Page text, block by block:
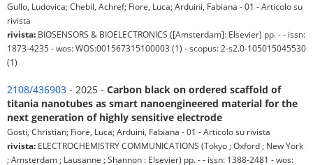
Gullo, Ludovica; Chebil, Achref; Fiore, Luca; Arduini, Fabiana - 01 - Articolo su
rivista
rivista: BIOSENSORS & BIOELECTRONICS ([Amsterdam]: Elsevier) pp. - - issn:
1873-4235 - wos: WOS:001567315100003 (1) - scopus: 2-s2.0-105015045530
(1)
2108/436903 - 2025 - Carbon black on ordered scaffold of
titania nanotubes as smart nanoengineered material for the
next generation of highly sensitive electrode
Gosti, Christian; Fiore, Luca; Arduini, Fabiana - 01 - Articolo su rivista
rivista: ELECTROCHEMISTRY COMMUNICATIONS (Tokyo ; Oxford ; New York
; Amsterdam ; Lausanne ; Shannon : Elsevier) pp. - - issn: 1388-2481 - wos: